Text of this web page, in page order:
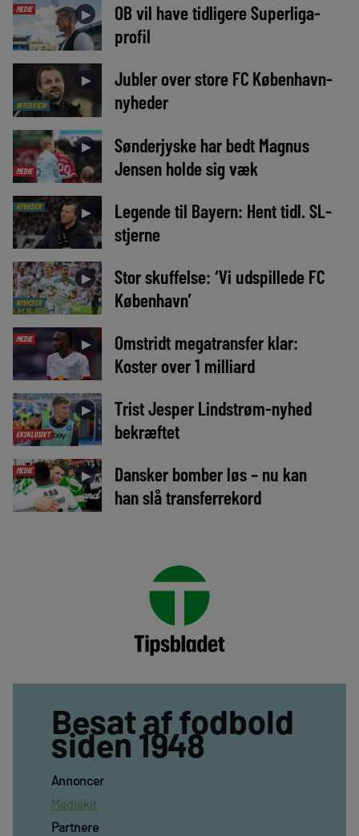
MEDIE ►
OB vil have tidligere Superliga-
profil
INTERVIEW
►
Jubler over store FC København-
nyheder
MEDIE
►
Sønderjyske har bedt Magnus
Jensen holde sig væk
NYHEDER ►
Legende til Bayern: Hent tidl. SL-
stjerne
NYHEDER
►
Stor skuffelse: ‘Vi udspillede FC
København’
MEDIE ►
Omstridt megatransfer klar:
Koster over 1 milliard
EKSKLUSIVT
►
Trist Jesper Lindstrøm-nyhed
bekræftet
MEDIE ►
Dansker bomber løs – nu kan
han slå transferrekord
Besat af fodbold
siden 1948
Annoncer
Mediekit
Partnere